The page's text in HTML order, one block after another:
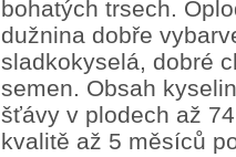
bohatých trsech.
dužnina dobře
sladkokyselá, dobré
semen. Obsah
šťávy v plodech až
kvalitě až 5 měsíců